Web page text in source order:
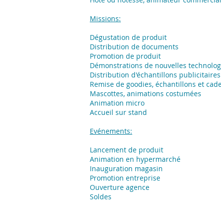
Missions:
Dégustation de produit
Distribution de documents
Promotion de produit
Démonstrations de nouvelles
Distribution d'échantillons publicitaires
Remise de goodies, échantillons et
Mascottes, animations costumées
Animation micro
Accueil sur stand
Evénements:
Lancement de produit
Animation en hypermarché
Inauguration magasin
Promotion entreprise
Ouverture agence
Soldes